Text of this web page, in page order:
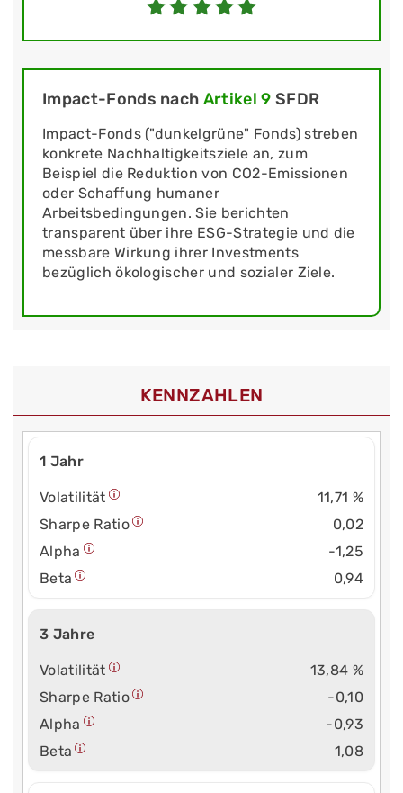
Impact-Fonds nach Artikel 9 SFDR
Impact-Fonds ("dunkelgrüne" Fonds) streben
konkrete Nachhaltigkeitsziele an, zum
Beispiel die Reduktion von CO2-Emissionen
oder Schaffung humaner
Arbeitsbedingungen. Sie berichten
transparent über ihre ESG-Strategie und die
messbare Wirkung ihrer Investments
bezüglich ökologischer und sozialer Ziele.
KENNZAHLEN
1 Jahr
Volatilität
11,71 %
Sharpe Ratio
0,02
Alpha
-1,25
Beta
0,94
3 Jahre
Volatilität
13,84 %
Sharpe Ratio
-0,10
Alpha
-0,93
Beta
1,08